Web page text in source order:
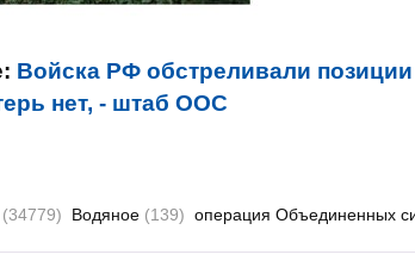
Войска РФ обстреливали
нет, - штаб ООС
(34779) Водяное (139) операция Объединенных